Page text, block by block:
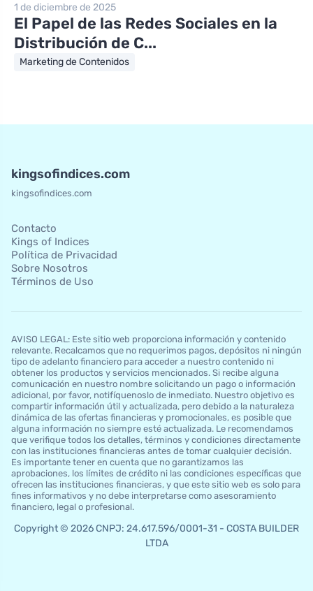
1 de diciembre de 2025
El Papel de las Redes Sociales en la
Distribución de C...
Marketing de Contenidos
kingsofindices.com
kingsofindices.com
Contacto
Kings of Indices
Política de Privacidad
Sobre Nosotros
Términos de Uso
AVISO LEGAL: Este sitio web proporciona información y contenido
relevante. Recalcamos que no requerimos pagos, depósitos ni ningún
tipo de adelanto financiero para acceder a nuestro contenido ni
obtener los productos y servicios mencionados. Si recibe alguna
comunicación en nuestro nombre solicitando un pago o información
adicional, por favor, notifíquenoslo de inmediato. Nuestro objetivo es
compartir información útil y actualizada, pero debido a la naturaleza
dinámica de las ofertas financieras y promocionales, es posible que
alguna información no siempre esté actualizada. Le recomendamos
que verifique todos los detalles, términos y condiciones directamente
con las instituciones financieras antes de tomar cualquier decisión.
Es importante tener en cuenta que no garantizamos las
aprobaciones, los límites de crédito ni las condiciones específicas que
ofrecen las instituciones financieras, y que este sitio web es solo para
fines informativos y no debe interpretarse como asesoramiento
financiero, legal o profesional.
Copyright © 2026 CNPJ: 24.617.596/0001-31 - COSTA BUILDER
LTDA